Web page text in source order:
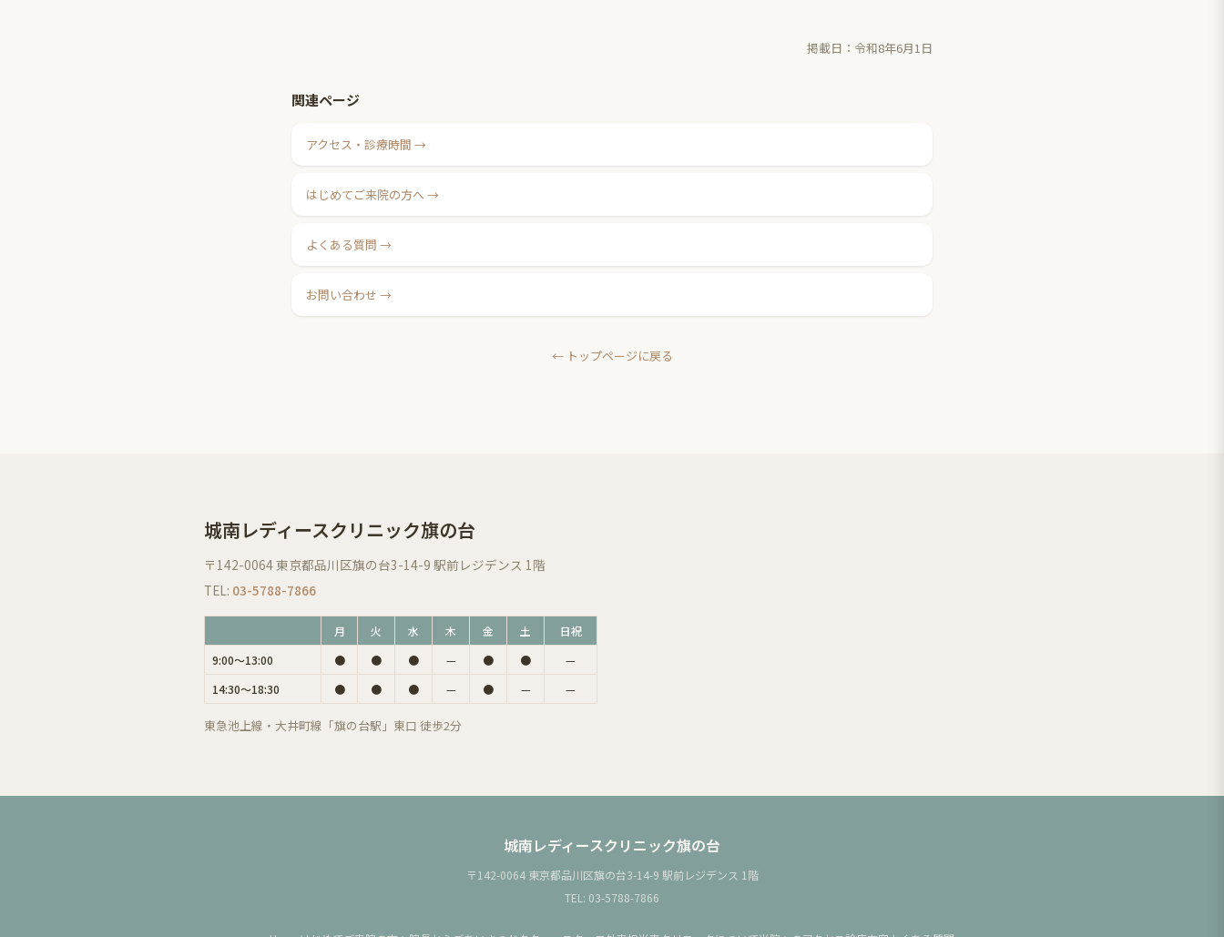
掲載日：令和8年6月1日
関連ページ
アクセス・診療時間
はじめてご来院の方へ
よくある質問
お問い合わせ
← トップページに戻る
城南レディースクリニック旗の台
〒142-0064 東京都品川区旗の台3-14-9 駅前レジデンス 1階
TEL: 03-5788-7866
月 火 水 木 金 土
日祝
9:00〜13:00
● ● ● — ● ●
—
14:30〜18:30
● ● ● — ● — —
東急池上線・大井町線「旗の台駅」東口 徒歩2分
城南レディースクリニック旗の台
〒142-0064 東京都品川区旗の台3-14-9 駅前レジデンス 1階
TEL: 03-5788-7866